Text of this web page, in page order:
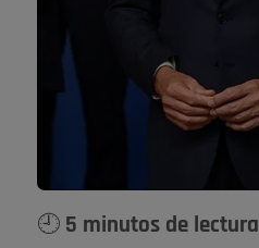
🕘 5 minutos de lectura